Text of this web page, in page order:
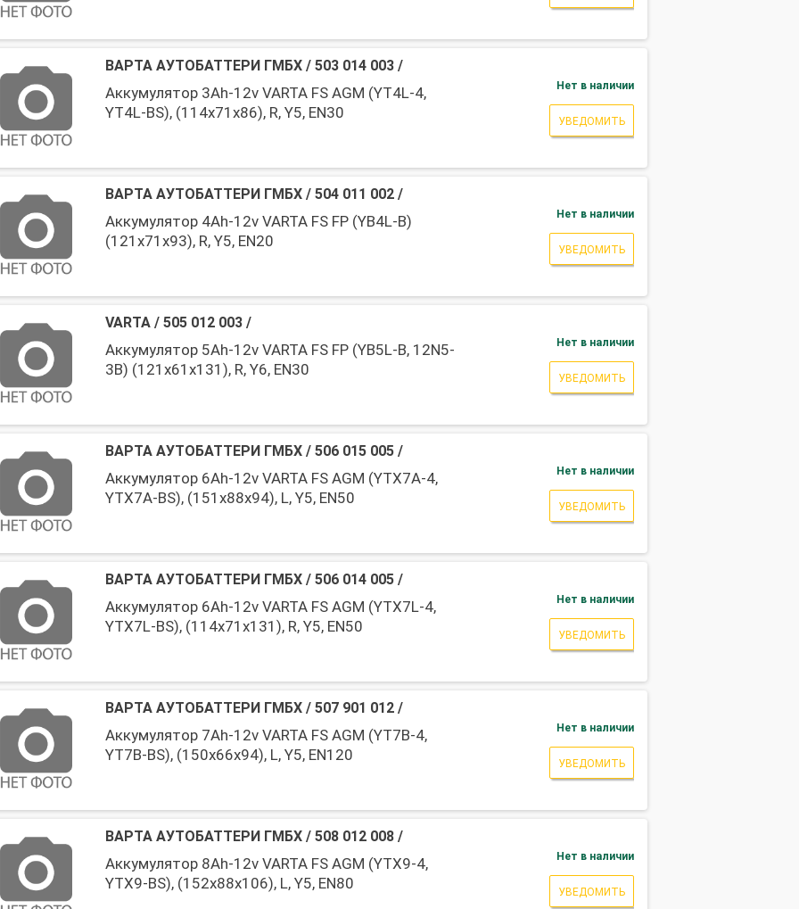
ВАРТА АУТОБАТТЕРИ ГМБХ/ 503 014 003/
Аккумулятор 3Ah-12v VARTA FS AGM (YT4L-4,
YT4L-BS), (114x71x86), R, Y5, EN30
Нет в наличии
УВЕДОМИТЬ
ВАРТА АУТОБАТТЕРИ ГМБХ/ 504 011 002/
Аккумулятор 4Ah-12v VARTA FS FP (YB4L-B)
(121x71x93), R, Y5, EN20
Нет в наличии
УВЕДОМИТЬ
VARTA/ 505 012 003/
Аккумулятор 5Ah-12v VARTA FS FP (YB5L-B, 12N5-
3B) (121x61x131), R, Y6, EN30
Нет в наличии
УВЕДОМИТЬ
ВАРТА АУТОБАТТЕРИ ГМБХ/ 506 015 005/
Аккумулятор 6Ah-12v VARTA FS AGM (YTX7A-4,
YTX7A-BS), (151x88x94), L, Y5, EN50
Нет в наличии
УВЕДОМИТЬ
ВАРТА АУТОБАТТЕРИ ГМБХ/ 506 014 005/
Аккумулятор 6Ah-12v VARTA FS AGM (YTX7L-4,
YTX7L-BS), (114x71x131), R, Y5, EN50
Нет в наличии
УВЕДОМИТЬ
ВАРТА АУТОБАТТЕРИ ГМБХ/ 507 901 012/
Аккумулятор 7Ah-12v VARTA FS AGM (YT7B-4,
YT7B-BS), (150x66x94), L, Y5, EN120
Нет в наличии
УВЕДОМИТЬ
ВАРТА АУТОБАТТЕРИ ГМБХ/ 508 012 008/
Аккумулятор 8Ah-12v VARTA FS AGM (YTX9-4,
YTX9-BS), (152x88x106), L, Y5, EN80
Нет в наличии
УВЕДОМИТЬ